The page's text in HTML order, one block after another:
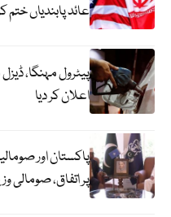
عائد پابندیاں ختم
پیٹرول مہنگا،
اعلان کر دیا
پاکستان اور
پر اتفاق، صومالی